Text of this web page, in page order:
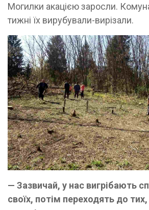
Могилки акацією заросли.
тижні їх вирубували-вирізали.
— Зазвичай, у нас вигрібають
своїх, потім переходять до